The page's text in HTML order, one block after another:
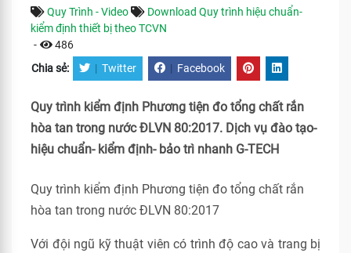
Quy Trình - Video
Download Quy trình hiệu chuẩn-
kiểm định thiết bị theo TCVN
-
486
Chia sẻ: | Twitter | Facebook
Quy trình kiểm định Phương tiện đo tổng chất rắn
hòa tan trong nước ĐLVN 80:2017. Dịch vụ đào tạo-
hiệu chuẩn- kiểm định- bảo trì nhanh G-TECH
Quy trình kiểm định Phương tiện đo tổng chất rắn
hòa tan trong nước ĐLVN 80:2017
Với đội ngũ kỹ thuật viên có trình độ cao và trang bị